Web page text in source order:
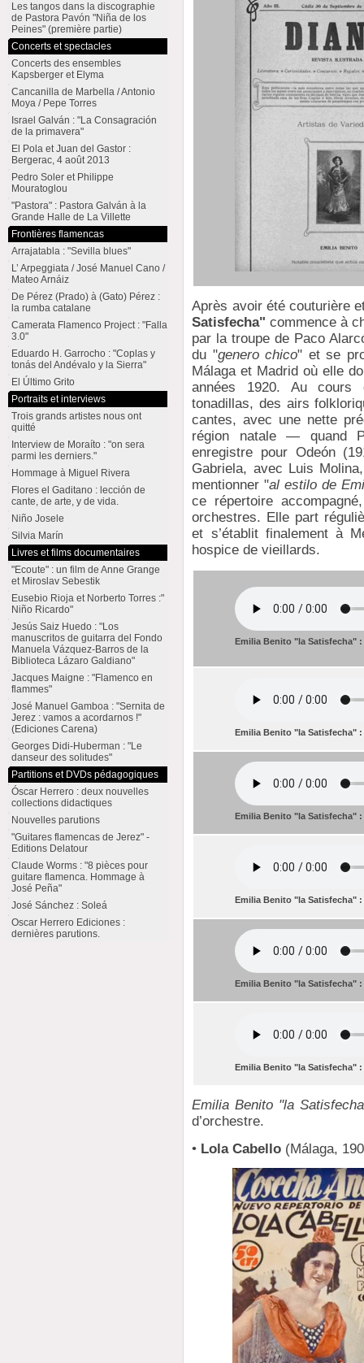
Après avoir été couturière
Satisfecha" commence à
par la troupe de Paco
du "genero chico" et se
Málaga et Madrid où elle
années 1920. Au
tonadillas, des airs
cantes, avec une nette
région natale — quand
enregistre pour Odeón
Gabriela, avec Luis
mentionner "al estilo de
ce répertoire
orchestres. Elle part
et s’établit finalement à
hospice de vieillards.
Emilia Benito "la Satisfecha"
Emilia Benito "la Satisfecha"
Emilia Benito "la Satisfecha" :
Emilia Benito "la Satisfecha"
Emilia Benito "la Satisfecha"
Emilia Benito "la Satisfecha"
Emilia Benito "la
d’orchestre.
• Lola Cabello (Málaga,
Les tangos dans la discographie
de Pastora Pavón "Niña de los
Peines" (première partie)
Concerts et spectacles
Concerts des ensembles
Kapsberger et Elyma
Cancanilla de Marbella / Antonio
Moya / Pepe Torres
Israel Galván : "La Consagración
de la primavera"
El Pola et Juan del Gastor :
Bergerac, 4 août 2013
Pedro Soler et Philippe
Mouratoglou
"Pastora" : Pastora Galván à la
Grande Halle de La Villette
Frontières flamencas
Arrajatabla : "Sevilla blues"
L’ Arpeggiata / José Manuel Cano /
Mateo Arnáiz
De Pérez (Prado) à (Gato) Pérez :
la rumba catalane
Camerata Flamenco Project : "Falla
3.0"
Eduardo H. Garrocho : "Coplas y
tonás del Andévalo y la Sierra"
El Último Grito
Portraits et interviews
Trois grands artistes nous ont
quitté
Interview de Moraíto : "on sera
parmi les derniers."
Hommage à Miguel Rivera
Flores el Gaditano : lección de
cante, de arte, y de vida.
Niño Josele
Silvia Marín
Livres et films documentaires
"Ecoute" : un film de Anne Grange
et Miroslav Sebestik
Eusebio Rioja et Norberto Torres :"
Niño Ricardo"
Jesús Saiz Huedo : "Los
manuscritos de guitarra del Fondo
Manuela Vázquez-Barros de la
Biblioteca Lázaro Galdiano"
Jacques Maigne : "Flamenco en
flammes"
José Manuel Gamboa : "Sernita de
Jerez : vamos a acordarnos !"
(Ediciones Carena)
Georges Didi-Huberman : "Le
danseur des solitudes"
Partitions et DVDs pédagogiques
Óscar Herrero : deux nouvelles
collections didactiques
Nouvelles parutions
"Guitares flamencas de Jerez" -
Editions Delatour
Claude Worms : "8 pièces pour
guitare flamenca. Hommage à
José Peña"
José Sánchez : Soleá
Oscar Herrero Ediciones :
dernières parutions.